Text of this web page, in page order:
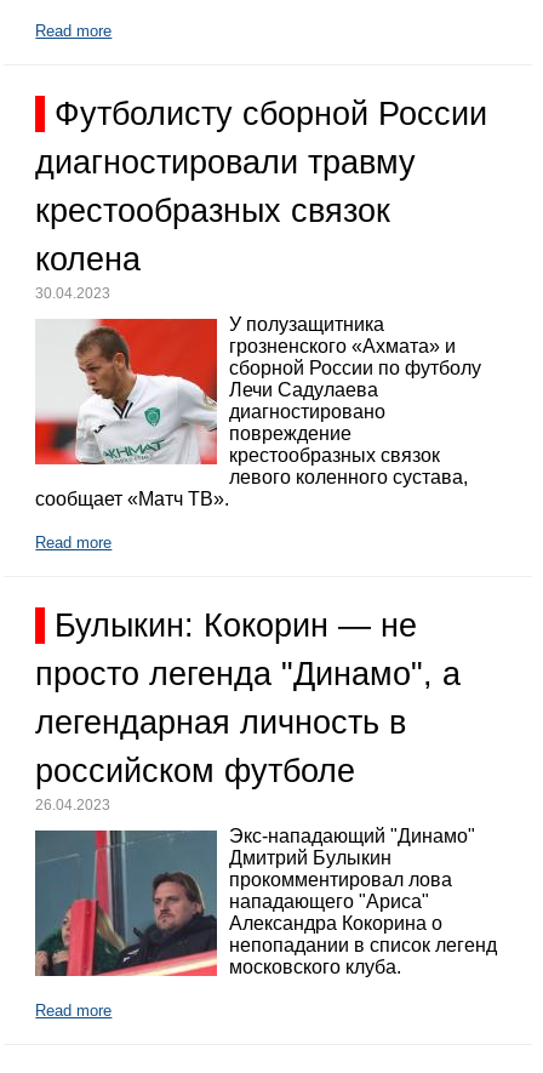
Read more
Футболисту сборной России
диагностировали травму
крестообразных связок
колена
30.04.2023
У полузащитника
грозненского «Ахмата» и
сборной России по футболу
Лечи Садулаева
диагностировано
повреждение
крестообразных связок
левого коленного сустава,
сообщает «Матч ТВ».
Read more
Булыкин: Кокорин — не
просто легенда "Динамо", а
легендарная личность в
российском футболе
26.04.2023
Экс-нападающий "Динамо"
Дмитрий Булыкин
прокомментировал лова
нападающего "Ариса"
Александра Кокорина о
непопадании в список легенд
московского клуба.
Read more